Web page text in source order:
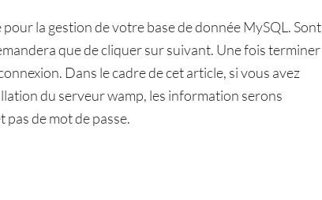
la gestion de votre base de donnée MySQL. Sont
que de cliquer sur suivant. Une fois terminer
Dans le cadre de cet article, si vous avez
du serveur wamp, les information serons
pas de mot de passe.